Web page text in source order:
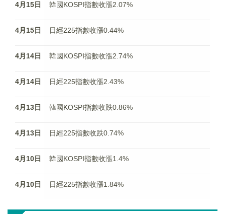
4月15日 韓國KOSPI指數收漲2.07%
4月15日 日經225指數收漲0.44%
4月14日 韓國KOSPI指數收漲2.74%
4月14日 日經225指數收漲2.43%
4月13日 韓國KOSPI指數收跌0.86%
4月13日 日經225指數收跌0.74%
4月10日 韓國KOSPI指數收漲1.4%
4月10日 日經225指數收漲1.84%